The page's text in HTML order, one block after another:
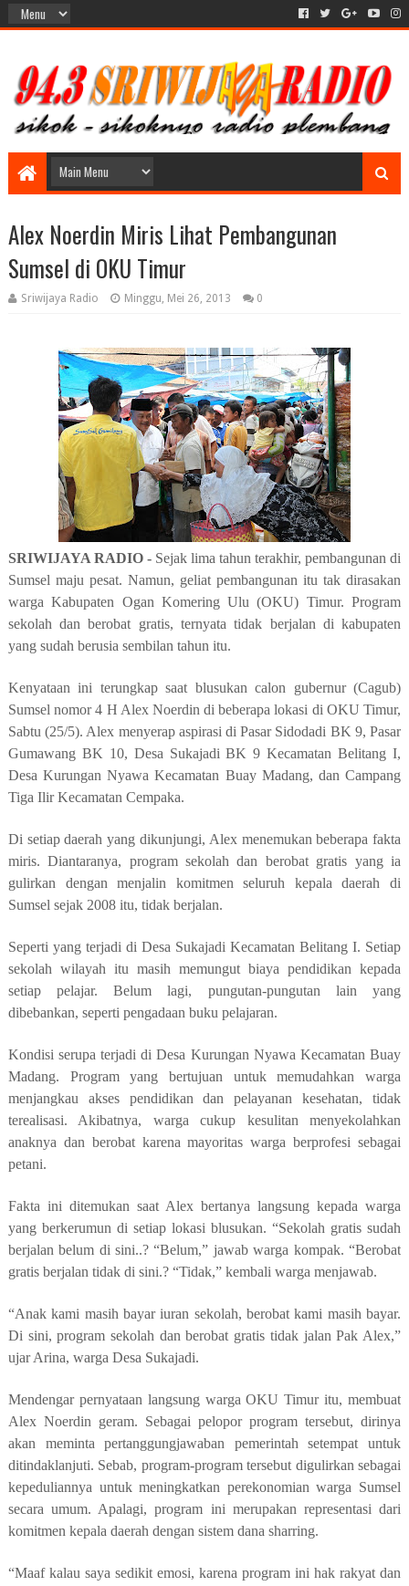
Alex Noerdin Miris Lihat Pembangunan
Sumsel di OKU Timur
Sriwijaya Radio Minggu, Mei 26, 2013 0
SRIWIJAYA RADIO - Sejak lima tahun terakhir, pembangunan di
Sumsel maju pesat. Namun, geliat pembangunan itu tak dirasakan
warga Kabupaten Ogan Komering Ulu (OKU) Timur. Program
sekolah dan berobat gratis, ternyata tidak berjalan di kabupaten
yang sudah berusia sembilan tahun itu.
Kenyataan ini terungkap saat blusukan calon gubernur (Cagub)
Sumsel nomor 4 H Alex Noerdin di beberapa lokasi di OKU Timur,
Sabtu (25/5). Alex menyerap aspirasi di Pasar Sidodadi BK 9, Pasar
Gumawang BK 10, Desa Sukajadi BK 9 Kecamatan Belitang I,
Desa Kurungan Nyawa Kecamatan Buay Madang, dan Campang
Tiga Ilir Kecamatan Cempaka.
Di setiap daerah yang dikunjungi, Alex menemukan beberapa fakta
miris. Diantaranya, program sekolah dan berobat gratis yang ia
gulirkan dengan menjalin komitmen seluruh kepala daerah di
Sumsel sejak 2008 itu, tidak berjalan.
Seperti yang terjadi di Desa Sukajadi Kecamatan Belitang I. Setiap
sekolah wilayah itu masih memungut biaya pendidikan kepada
setiap pelajar. Belum lagi, pungutan-pungutan lain yang
dibebankan, seperti pengadaan buku pelajaran.
Kondisi serupa terjadi di Desa Kurungan Nyawa Kecamatan Buay
Madang. Program yang bertujuan untuk memudahkan warga
menjangkau akses pendidikan dan pelayanan kesehatan, tidak
terealisasi. Akibatnya, warga cukup kesulitan menyekolahkan
anaknya dan berobat karena mayoritas warga berprofesi sebagai
petani.
Fakta ini ditemukan saat Alex bertanya langsung kepada warga
yang berkerumun di setiap lokasi blusukan. “Sekolah gratis sudah
berjalan belum di sini..? “Belum,” jawab warga kompak. “Berobat
gratis berjalan tidak di sini.? “Tidak,” kembali warga menjawab.
“Anak kami masih bayar iuran sekolah, berobat kami masih bayar.
Di sini, program sekolah dan berobat gratis tidak jalan Pak Alex,”
ujar Arina, warga Desa Sukajadi.
Mendengar pernyataan langsung warga OKU Timur itu, membuat
Alex Noerdin geram. Sebagai pelopor program tersebut, dirinya
akan meminta pertanggungjawaban pemerintah setempat untuk
ditindaklanjuti. Sebab, program-program tersebut digulirkan sebagai
kepeduliannya untuk meningkatkan perekonomian warga Sumsel
secara umum. Apalagi, program ini merupakan representasi dari
komitmen kepala daerah dengan sistem dana sharring.
“Maaf kalau saya sedikit emosi, karena program ini hak rakyat dan